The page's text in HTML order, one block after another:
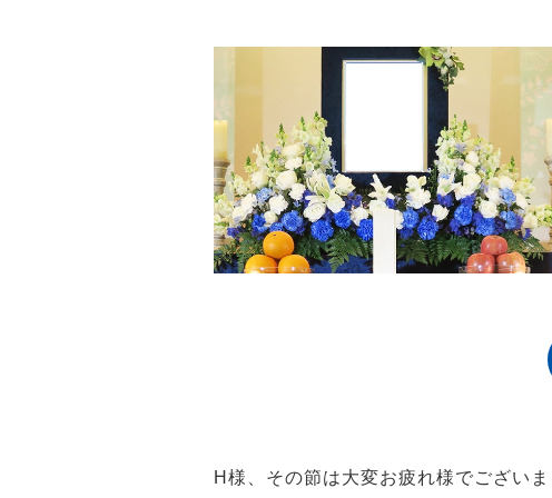
H様、その節は大変お疲れ様でございま